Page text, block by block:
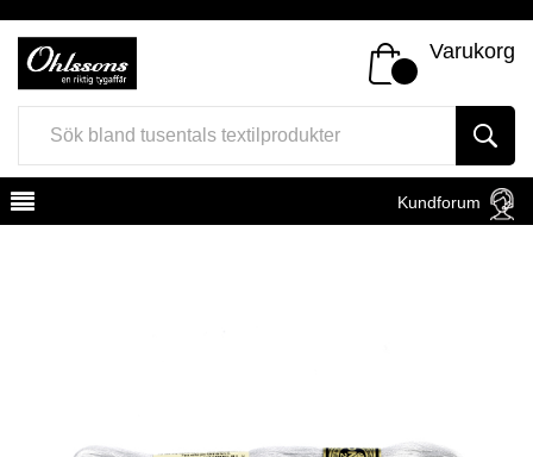
Varukorg
Kundforum